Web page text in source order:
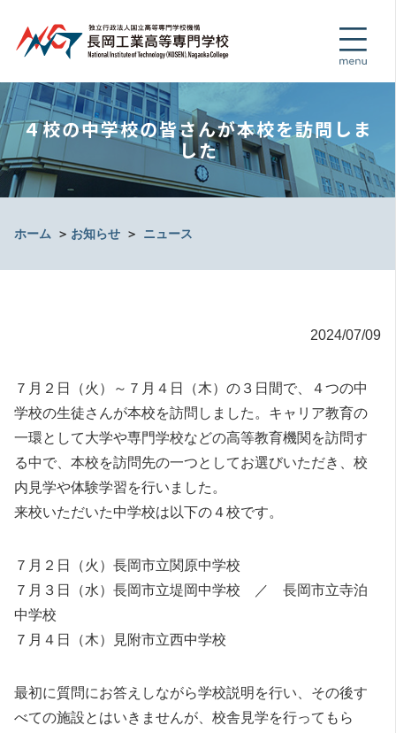
４校の中学校の皆さんが本校を訪問しま
した
ホーム ＞ お知らせ ＞ ニュース
2024/07/09
７月２日（火）～７月４日（木）の３日間で、４つの中
学校の生徒さんが本校を訪問しました。キャリア教育の
一環として大学や専門学校などの高等教育機関を訪問す
る中で、本校を訪問先の一つとしてお選びいただき、校
内見学や体験学習を行いました。
来校いただいた中学校は以下の４校です。
７月２日（火）長岡市立関原中学校
７月３日（水）長岡市立堤岡中学校 ／ 長岡市立寺泊
中学校
７月４日（木）見附市立西中学校
最初に質問にお答えしながら学校説明を行い、その後す
べての施設とはいきませんが、校舎見学を行ってもら